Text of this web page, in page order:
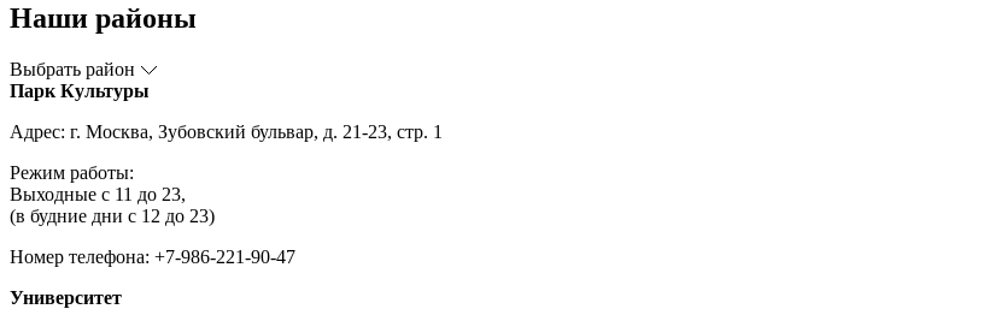
Наши районы
Выбрать район
Парк Культуры
Адрес: г. Москва, Зубовский бульвар, д. 21-23, стр. 1
Режим работы:
Выходные с 11 до 23,
(в будние дни с 12 до 23)
Номер телефона: +7-986-221-90-47
Университет